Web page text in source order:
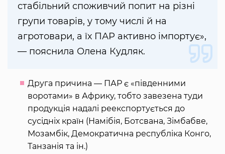
стабільний споживчий попит на різні
групи товарів, у тому числі й на
агротовари, а їх ПАР активно імпортує»,
— пояснила Олена Кудляк.
Друга причина — ПАР є «південними
воротами» в Африку, тобто завезена туди
продукція надалі реекспортується до
сусідніх країн (Намібія, Ботсвана, Зімбабве,
Мозамбік, Демократична республіка Конго,
Танзанія та ін.)